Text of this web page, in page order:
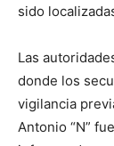
sido
Las
donde los
vigilancia
Antonio “N”